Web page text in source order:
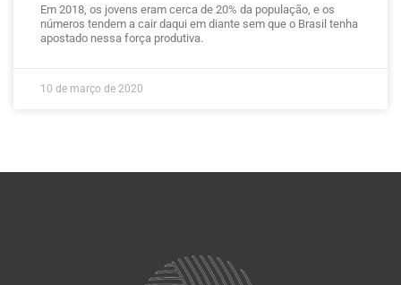
Em 2018, os jovens eram cerca de 20% da população, e os
números tendem a cair daqui em diante sem que o Brasil tenha
apostado nessa força produtiva.
10 de março de 2020